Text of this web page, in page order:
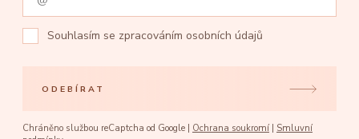
Souhlasím se zpracováním osobních údajů
ODEBÍRAT
Chráněno službou reCaptcha od Google | Ochrana soukromí
Smluvní